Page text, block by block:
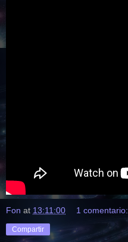
Fon at 13:11:00 1 comentario:
Compartir